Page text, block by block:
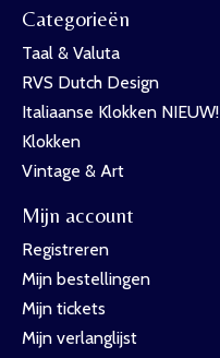
Categorieën
Taal & Valuta
RVS Dutch Design
Italiaanse Klokken NIEUW!
Klokken
Vintage & Art
Mijn account
Registreren
Mijn bestellingen
Mijn tickets
Mijn verlanglijst